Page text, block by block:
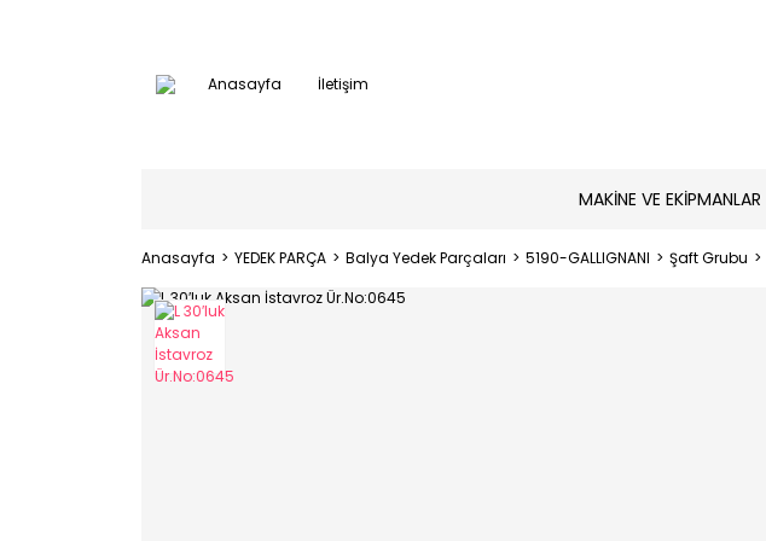
Anasayfa İletişim
MAKİNE VE EKİPMANLAR
Anasayfa YEDEK PARÇA Balya Yedek Parçaları 5190-GALLIGNANI Şaft Grubu